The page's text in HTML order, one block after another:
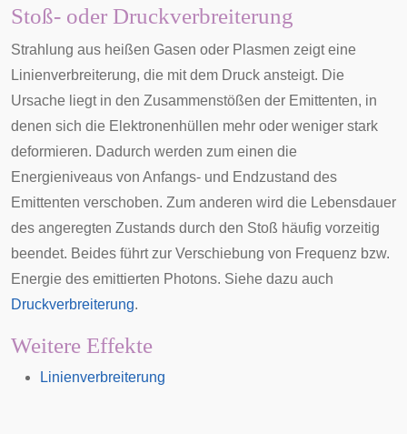
Stoß- oder Druckverbreiterung
Strahlung aus heißen Gasen oder Plasmen zeigt eine
Linienverbreiterung, die mit dem Druck ansteigt. Die
Ursache liegt in den Zusammenstößen der Emittenten, in
denen sich die Elektronenhüllen mehr oder weniger stark
deformieren. Dadurch werden zum einen die
Energieniveaus von Anfangs- und Endzustand des
Emittenten verschoben. Zum anderen wird die Lebensdauer
des angeregten Zustands durch den Stoß häufig vorzeitig
beendet. Beides führt zur Verschiebung von Frequenz bzw.
Energie des emittierten Photons. Siehe dazu auch
Druckverbreiterung.
Weitere Effekte
Linienverbreiterung